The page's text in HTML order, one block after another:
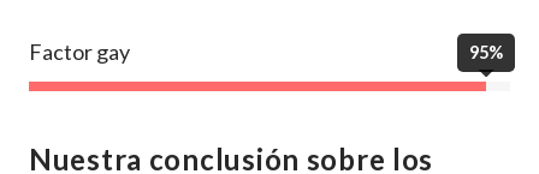
Factor gay 95%
Nuestra conclusión sobre los